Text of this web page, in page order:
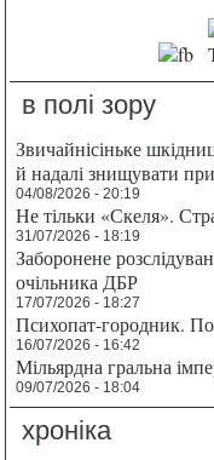
в полі зору
Звичайнісіньке
й надалі знищувати
04/08/2026 - 20:19
Не тільки «Скеля».
31/07/2026 - 18:19
Заборонене
очільника ДБР
17/07/2026 - 18:27
Психопат-городник.
16/07/2026 - 16:42
Мільярдна гральна
09/07/2026 - 18:04
хроніка